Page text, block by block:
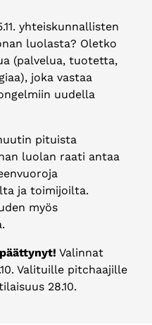
yhteiskunnallisten
luolasta? Oletko
(palvelua, tuotetta,
joka vastaa
uudella
pituista
luolan raati antaa
ja toimijoilta.
myös
Valinnat
Valituille pitchaajille
28.10.